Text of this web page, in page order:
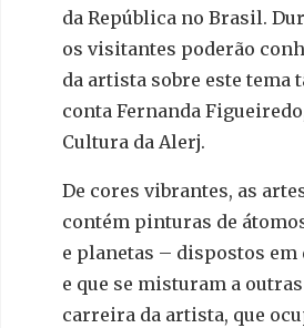
da República no Brasil.
os visitantes poderão
da artista sobre este tema
conta Fernanda
Cultura da Alerj.
De cores vibrantes, as
contém pinturas de
e planetas – dispostos
e que se misturam a
carreira da artista, que